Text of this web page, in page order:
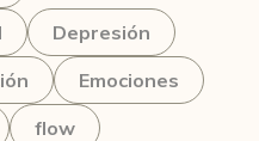
Depresión
Emociones
flow